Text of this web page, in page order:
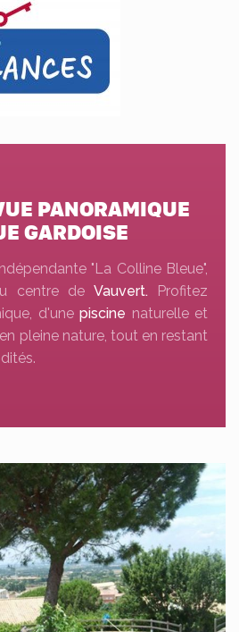
PANORAMIQUE
GARDOISE
"La Colline Bleue",
centre de Vauvert.
Profitez
d'une piscine naturelle et
pleine nature, tout en restant